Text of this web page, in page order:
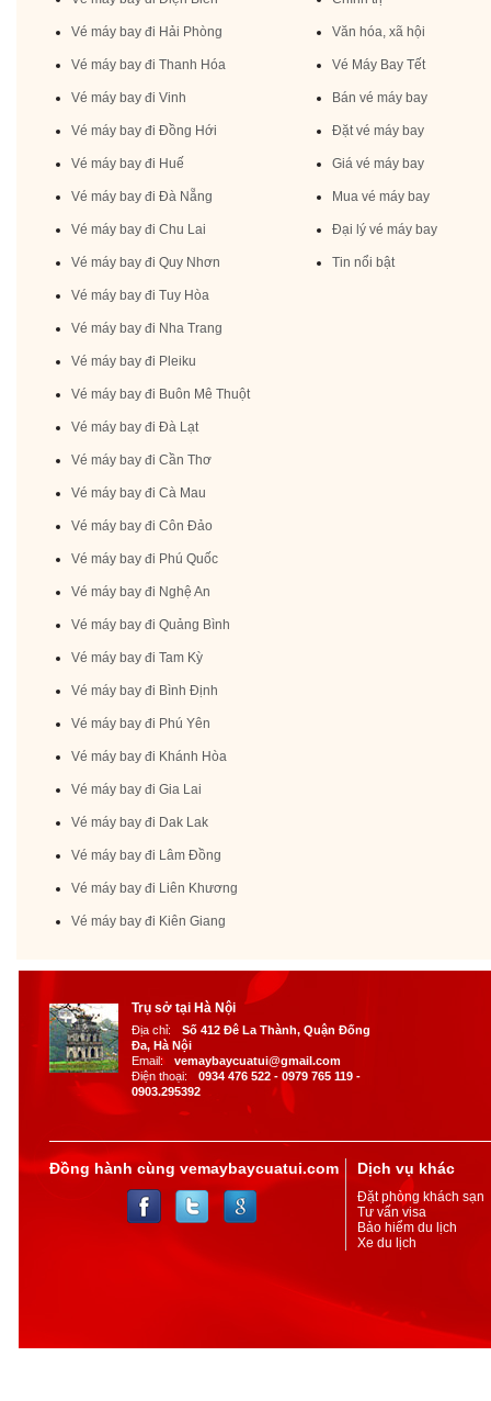
Vé máy bay đi Hải Phòng
Vé máy bay đi Thanh Hóa
Vé máy bay đi Vinh
Vé máy bay đi Đồng Hới
Vé máy bay đi Huế
Vé máy bay đi Đà Nẵng
Vé máy bay đi Chu Lai
Vé máy bay đi Quy Nhơn
Vé máy bay đi Tuy Hòa
Vé máy bay đi Nha Trang
Vé máy bay đi Pleiku
Vé máy bay đi Buôn Mê Thuột
Vé máy bay đi Đà Lạt
Vé máy bay đi Cần Thơ
Vé máy bay đi Cà Mau
Vé máy bay đi Côn Đảo
Vé máy bay đi Phú Quốc
Vé máy bay đi Nghệ An
Vé máy bay đi Quảng Bình
Vé máy bay đi Tam Kỳ
Vé máy bay đi Bình Định
Vé máy bay đi Phú Yên
Vé máy bay đi Khánh Hòa
Vé máy bay đi Gia Lai
Vé máy bay đi Dak Lak
Vé máy bay đi Lâm Đồng
Vé máy bay đi Liên Khương
Vé máy bay đi Kiên Giang
Văn hóa, xã hội
Vé Máy Bay Tết
Bán vé máy bay
Đặt vé máy bay
Giá vé máy bay
Mua vé máy bay
Đại lý vé máy bay
Tin nổi bật
Trụ sở tại Hà Nội
Địa chỉ:
Số 412 Đê La Thành, Quận Đống
Đa, Hà Nội
Email:
vemaybaycuatui@gmail.com
Điện thoại:
0934 476 522 - 0979 765 119 -
0903.295392
Đồng hành cùng vemaybaycuatui.com Dịch vụ khác
Đặt phòng khách sạn
Tư vấn visa
Bảo hiểm du lịch
Xe du lịch